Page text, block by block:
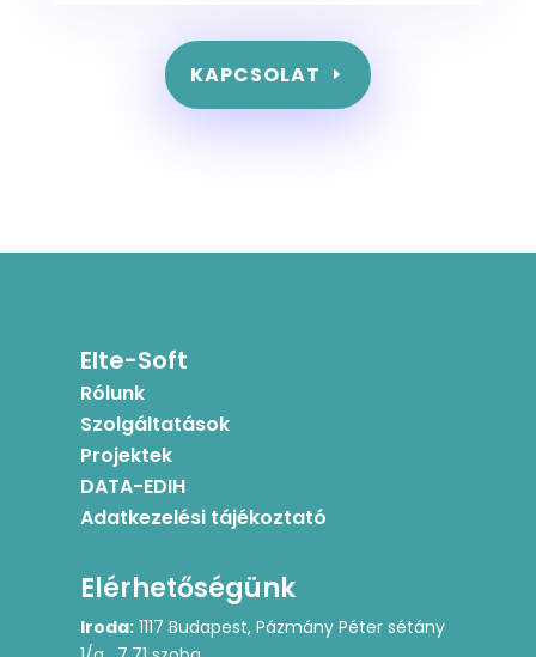
KAPCSOLAT
Elte-Soft
Rólunk
Szolgáltatások
Projektek
DATA-EDIH
Adatkezelési tájékoztató
Elérhetőségünk
Iroda: 1117 Budapest, Pázmány Péter sétány